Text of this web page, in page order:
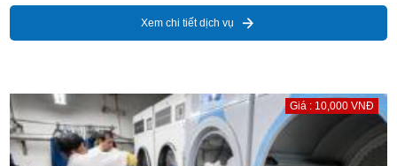
Xem chi tiết dịch vụ
Giá : 10,000 VNĐ